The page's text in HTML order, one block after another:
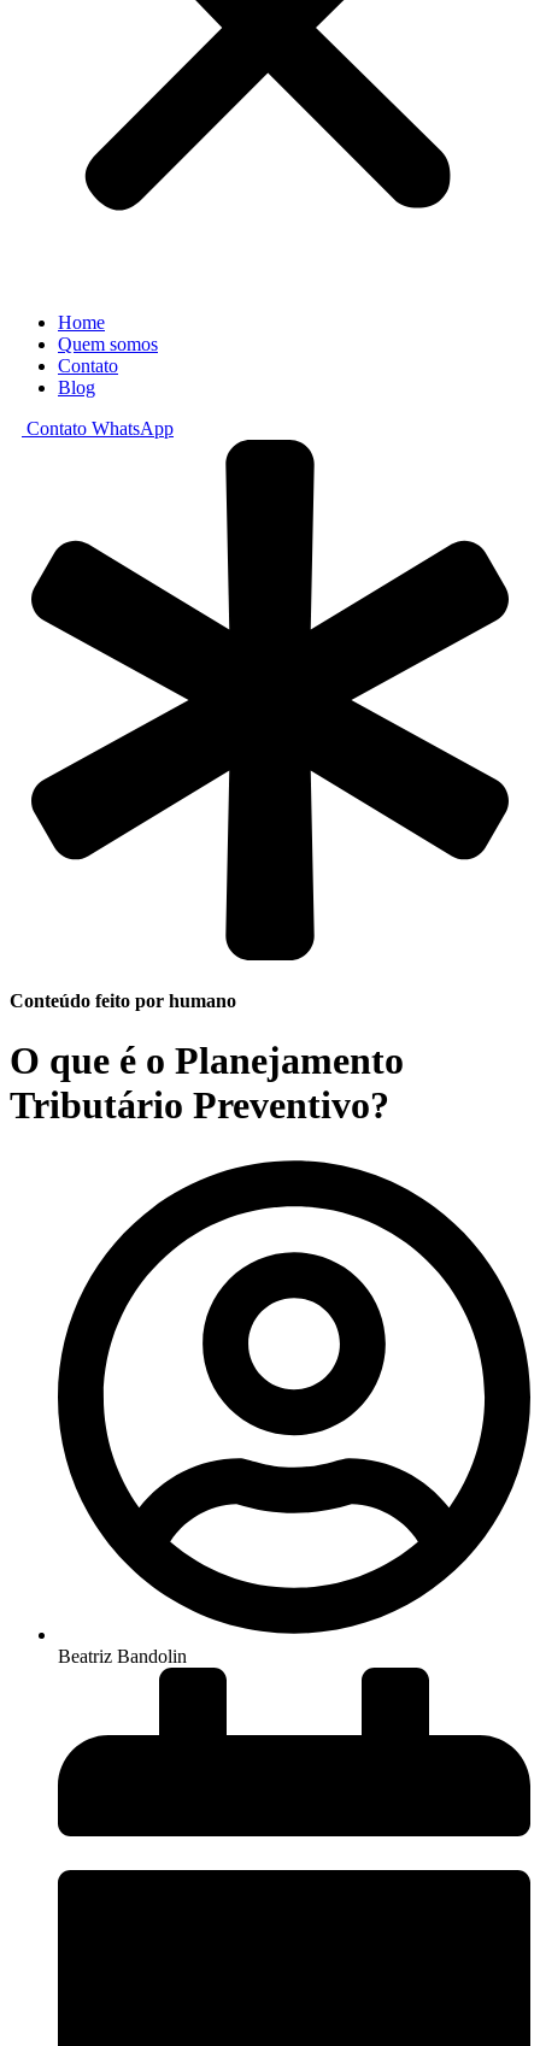
Home
Quem somos
Contato
Blog
Contato WhatsApp
Conteúdo feito por humano
O que é o Planejamento
Tributário Preventivo?
Beatriz Bandolin